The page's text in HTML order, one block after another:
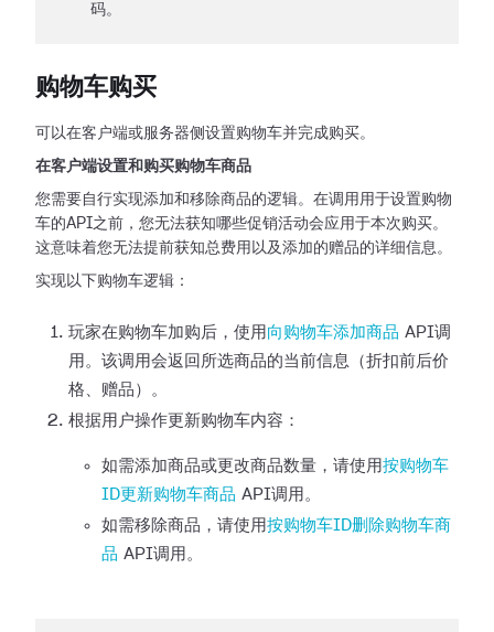
码。
购物车购买
可以在客户端或服务器侧设置购物车并完成购买。
在客户端设置和购买购物车商品
您需要自行实现添加和移除商品的逻辑。在调用用于设置购物
车的API之前，您无法获知哪些促销活动会应用于本次购买。
这意味着您无法提前获知总费用以及添加的赠品的详细信息。
实现以下购物车逻辑：
玩家在购物车加购后，使用 向购物车添加商品 API调
用。该调用会返回所选商品的当前信息（折扣前后价
格、赠品）。
根据用户操作更新购物车内容：
如需添加商品或更改商品数量，请使用按购物车
ID更新购物车商品 API调用。
如需移除商品，请使用按购物车ID删除购物车商
品 API调用。